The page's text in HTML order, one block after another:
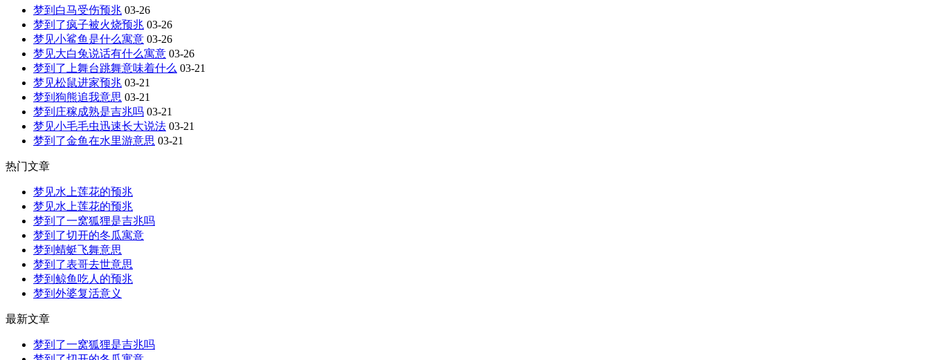
梦到白马受伤预兆 03-26
梦到了疯子被火烧预兆 03-26
梦见小鲨鱼是什么寓意 03-26
梦见大白兔说话有什么寓意 03-26
梦到了上舞台跳舞意味着什么 03-21
梦见松鼠进家预兆 03-21
梦到狗熊追我意思 03-21
梦到庄稼成熟是吉兆吗 03-21
梦见小毛毛虫迅速长大说法 03-21
梦到了金鱼在水里游意思 03-21
热门文章
梦见水上莲花的预兆
梦见水上莲花的预兆
梦到了一窝狐狸是吉兆吗
梦到了切开的冬瓜寓意
梦到蜻蜓飞舞意思
梦到了表哥去世意思
梦到鲸鱼吃人的预兆
梦到外婆复活意义
最新文章
梦到了一窝狐狸是吉兆吗